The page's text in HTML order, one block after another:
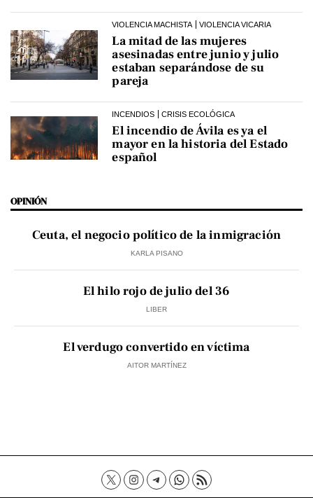
VIOLENCIA MACHISTA VIOLENCIA VICARIA
La mitad de las mujeres
asesinadas entre junio y julio
estaban separándose de su
pareja
INCENDIOS CRISIS ECOLÓGICA
El incendio de Ávila es ya el
mayor en la historia del Estado
español
OPINIÓN
Ceuta, el negocio político de la inmigración
KARLA PISANO
El hilo rojo de julio del 36
LIBER
El verdugo convertido en víctima
AITOR MARTÍNEZ